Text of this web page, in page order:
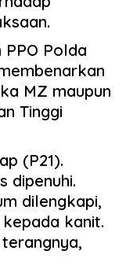
Polda
MZ maupun
Tinggi
(P21).
dipenuhi.
dilengkapi,
kanit.